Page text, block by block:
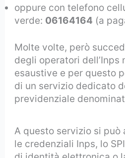
oppure con telefono
verde: 06164164 (a
Molte volte, però
degli operatori dell’Inps
esaustive e per questo
di un servizio dedicato
previdenziale
A questo servizio si
le credenziali Inps, lo